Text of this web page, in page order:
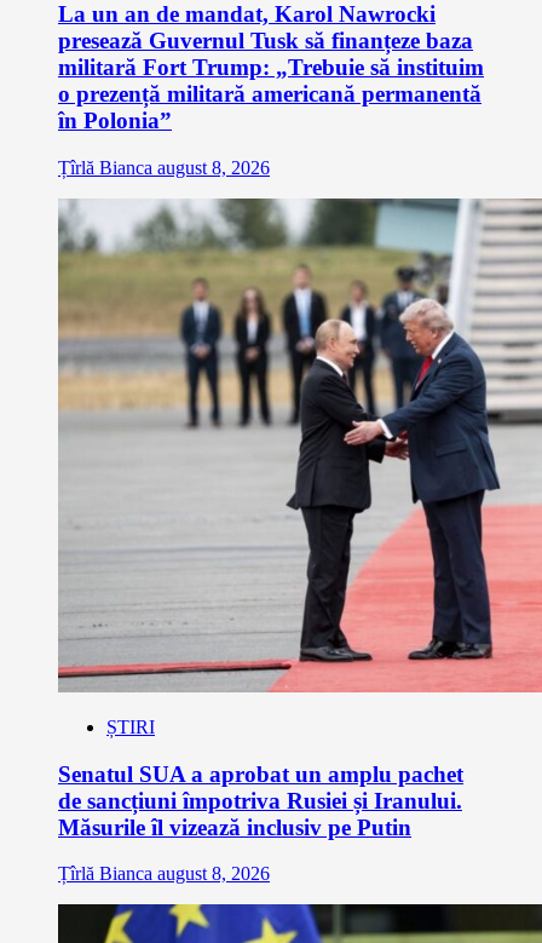
La un an de mandat, Karol Nawrocki
presează Guvernul Tusk să finanțeze baza
militară Fort Trump: „Trebuie să instituim
o prezență militară americană permanentă
în Polonia”
Țîrlă Bianca august 8, 2026
ȘTIRI
Senatul SUA a aprobat un amplu pachet
de sancțiuni împotriva Rusiei și Iranului.
Măsurile îl vizează inclusiv pe Putin
Țîrlă Bianca august 8, 2026